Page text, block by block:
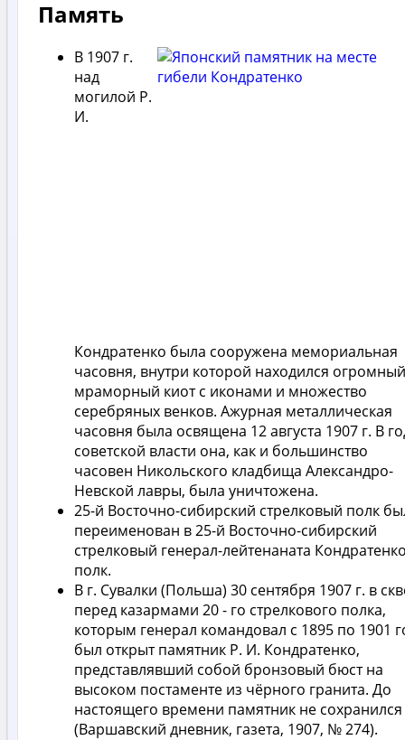
Память
В 1907 г.
над
могилой Р.
И.
Кондратенко была сооружена мемориальная
часовня, внутри которой находился огромный
мраморный киот с иконами и множество
серебряных венков. Ажурная металлическая
часовня была освящена 12 августа 1907 г. В
советской власти она, как и большинство
часовен Никольского кладбища Александро-
Невской лавры, была уничтожена.
25-й Восточно-сибирский стрелковый полк
переименован в 25-й Восточно-сибирский
стрелковый генерал-лейтенаната
полк.
В г. Сувалки (Польша) 30 сентября 1907 г. в
перед казармами 20 - го стрелкового полка,
которым генерал командовал с 1895 по 1901
был открыт памятник Р. И. Кондратенко,
представлявший собой бронзовый бюст на
высоком постаменте из чёрного гранита. До
настоящего времени памятник не сохранился
(Варшавский дневник, газета, 1907, № 274).